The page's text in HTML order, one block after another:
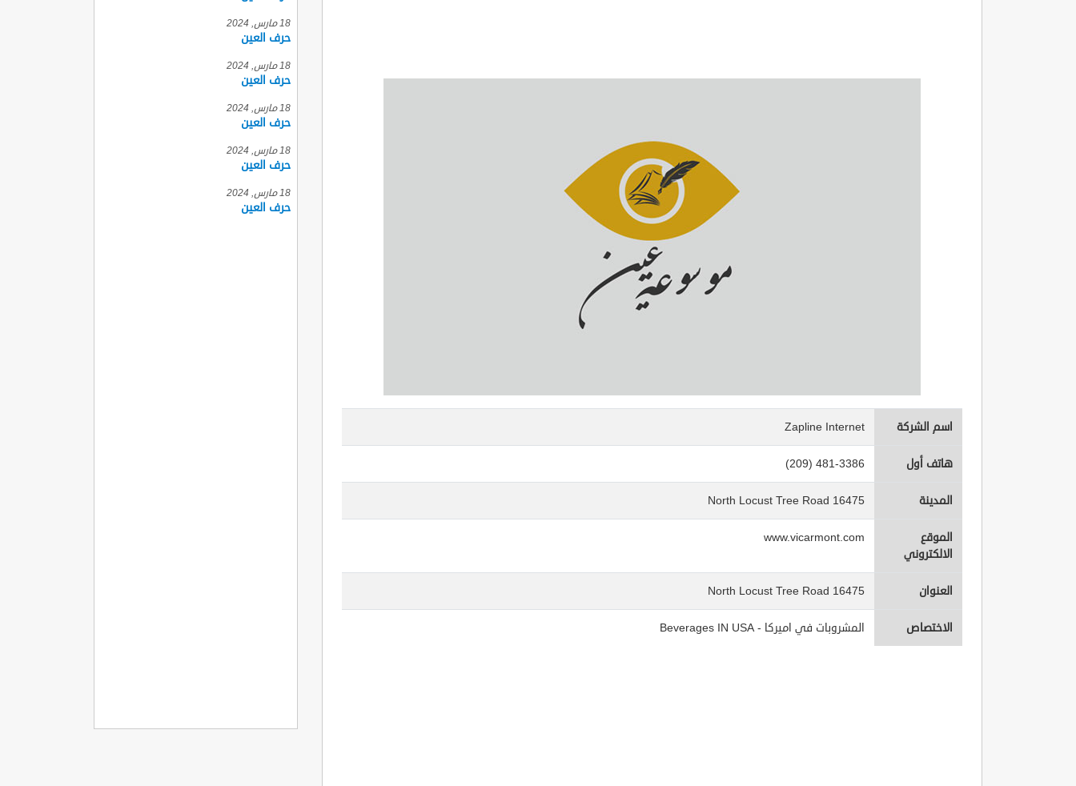
اسم الشركة Zapline Internet
هاتف أول (209) 481-3386
المدينة 16475 North Locust Tree Road
الموقع
الالكتروني
www.vicarmont.com
العنوان 16475 North Locust Tree Road
الاختصاص المشروبات في اميركا - Beverages IN USA
18 مارس, 2024
حرف العين
18 مارس, 2024
حرف العين
18 مارس, 2024
حرف العين
18 مارس, 2024
حرف العين
18 مارس, 2024
حرف العين